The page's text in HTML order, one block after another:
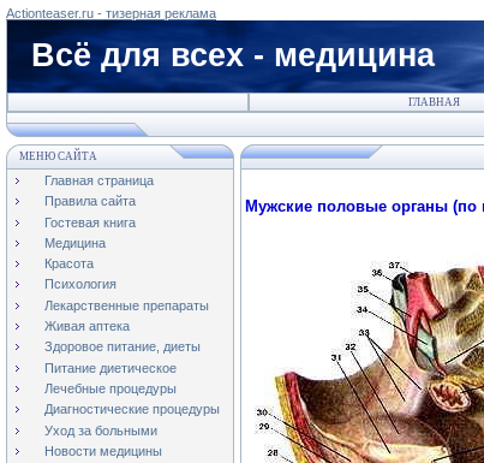
Actionteaser.ru - тизерная реклама
Всё для всех - медицина
ГЛАВНАЯ
МЕНЮ САЙТА
Главная страница
Правила сайта
Гостевая книга
Медицина
Красота
Психология
Лекарственные препараты
Живая аптека
Здоровое питание, диеты
Питание диетическое
Лечебные процедуры
Диагностические процедуры
Уход за больными
Новости медицины
Мужские половые органы (по